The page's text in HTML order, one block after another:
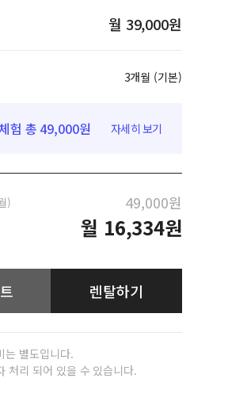
월 39,000원
3개월 (기본)
험 총 49,000원 자세히 보기
) 49,000원
월 16,334원
렌탈하기
는 별도입니다.
처리 되어 있을 수 있습니다.